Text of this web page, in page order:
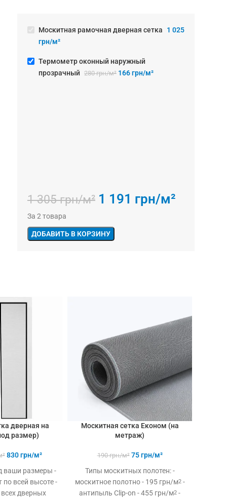
Москитная рамочная дверная сетка
1 025
грн/м²
Термометр оконный наружный
прозрачный 280грн/м² 166грн/м²
1 305грн/м² 1 191 грн/м²
За 2 товара
ДОБАВИТЬ В КОРЗИНУ
дверная на
размер)
830грн/м²
ваши размеры -
всей высоте -
дверных
Москитная сетка Економ (на
метраж)
190грн/м² 75грн/м²
Типы москитных полотен: -
москитное полотно - 195 грн/м2-
антипыль Clip-on - 455 грн/м2 -